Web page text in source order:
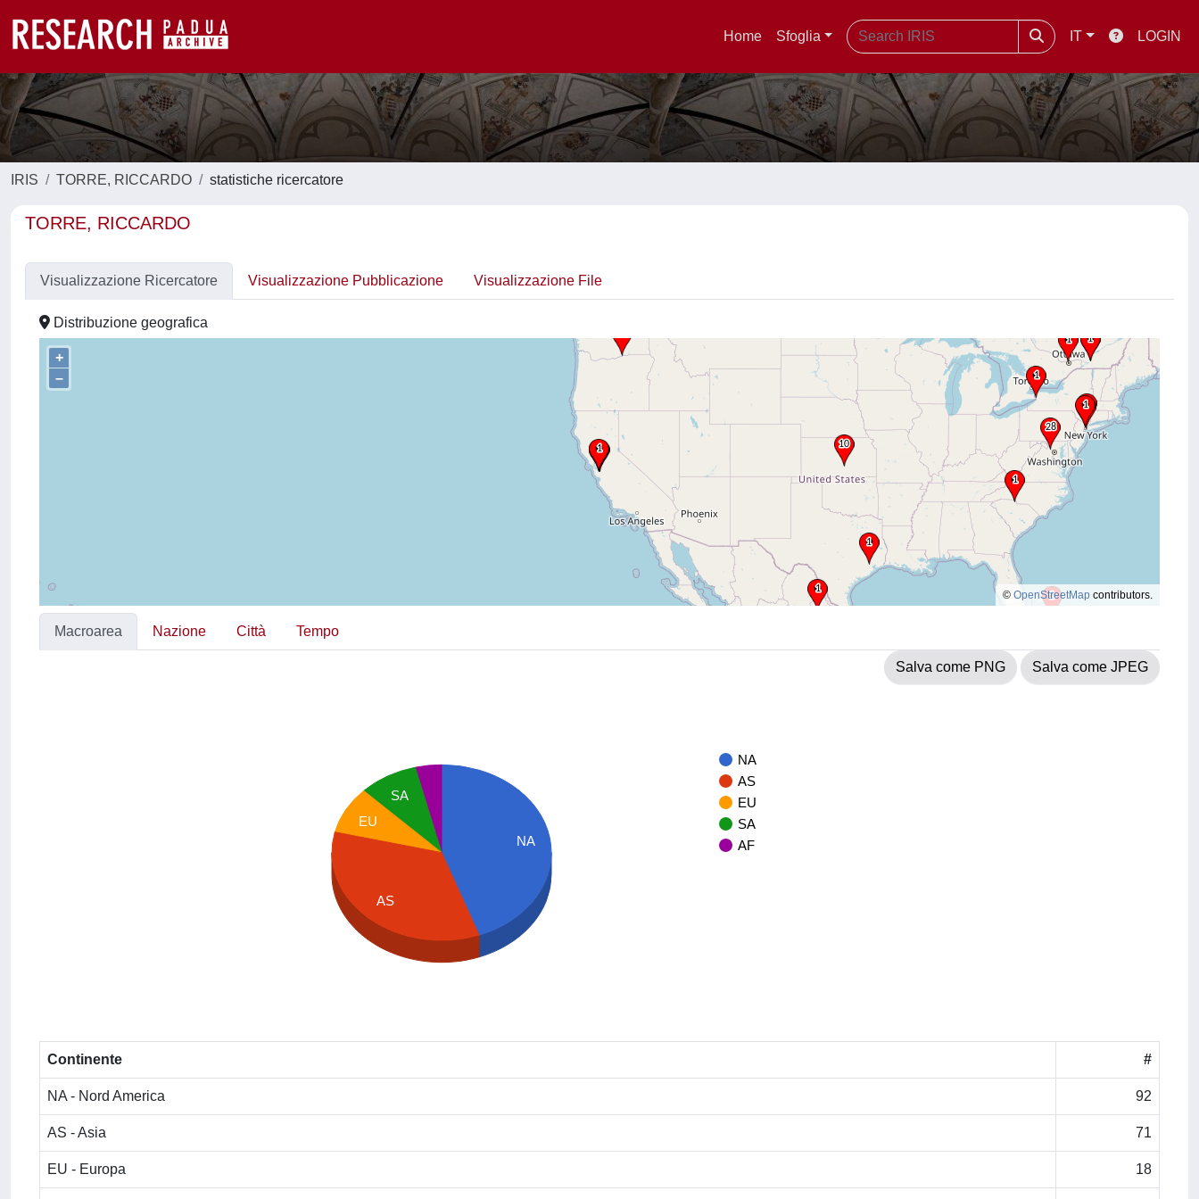
Home Sfoglia IT LOGIN
IRIS TORRE, RICCARDO statistiche ricercatore
TORRE, RICCARDO
Visualizzazione Ricercatore Visualizzazione Pubblicazione Visualizzazione File
Distribuzione geografica
+
–
© OpenStreetMap contributors.
Macroarea Nazione Città Tempo
Salva come PNG Salva come JPEG
NA
AS
EU
SA
AF
NA
SA
EU
AS
Continente #
NA - Nord America 92
AS - Asia 71
EU - Europa 18